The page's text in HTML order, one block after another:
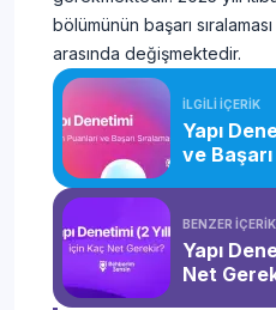
bölümünün başarı
arasında değişmektedir.
İLGİLİ İÇERİK
Yapı
ve Başarı
BENZER İÇERİK
Yapı
Net